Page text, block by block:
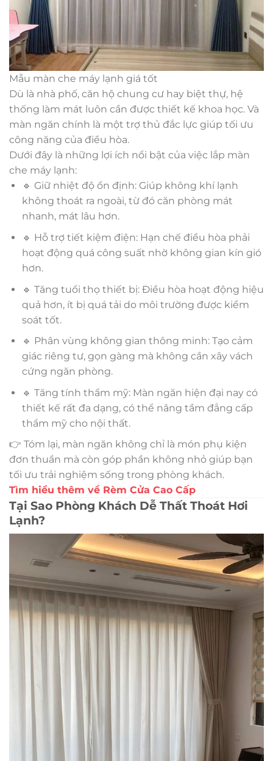
Mẫu màn che máy lạnh giá tốt
Dù là nhà phố, căn hộ chung cư hay biệt thự, hệ
thống làm mát luôn cần được thiết kế khoa học. Và
màn ngăn chính là một trợ thủ đắc lực giúp tối ưu
công năng của điều hòa.
Dưới đây là những lợi ích nổi bật của việc lắp màn
che máy lạnh:
🔹 Giữ nhiệt độ ổn định: Giúp không khí lạnh
không thoát ra ngoài, từ đó căn phòng mát
nhanh, mát lâu hơn.
🔹 Hỗ trợ tiết kiệm điện: Hạn chế điều hòa phải
hoạt động quá công suất nhờ không gian kín gió
hơn.
🔹 Tăng tuổi thọ thiết bị: Điều hòa hoạt động hiệu
quả hơn, ít bị quá tải do môi trường được kiểm
soát tốt.
🔹 Phân vùng không gian thông minh: Tạo cảm
giác riêng tư, gọn gàng mà không cần xây vách
cứng ngăn phòng.
🔹 Tăng tính thẩm mỹ: Màn ngăn hiện đại nay có
thiết kế rất đa dạng, có thể nâng tầm đẳng cấp
thẩm mỹ cho nội thất.
👉 Tóm lại, màn ngăn không chỉ là món phụ kiện
đơn thuần mà còn góp phần không nhỏ giúp bạn
tối ưu trải nghiệm sống trong phòng khách.
Tìm hiểu thêm về Rèm Cửa Cao Cấp
Tại Sao Phòng Khách Dễ Thất Thoát Hơi
Lạnh?